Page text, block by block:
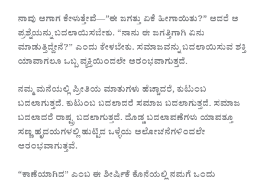
ನಾವು ಆಗಾಗ ಕೇಳುತ್ತೇವೆ—”ಈ ಜಗತ್ತು ಏಕೆ ಹೀಗಾಯಿತು?” ಆದರೆ ಆ
ಪ್ರಶ್ನೆಯನ್ನು ಬದಲಾಯಿಸಬೇಕು. “ನಾನು ಈ ಜಗತ್ತಿಗಾಗಿ ಏನು
ಮಾಡುತ್ತಿದ್ದೇನೆ?” ಎಂದು ಕೇಳಬೇಕು. ಸಮಾಜವನ್ನು ಬದಲಾಯಿಸುವ ಶಕ್ತಿ
ಯಾವಾಗಲೂ ಒಬ್ಬ ವ್ಯಕ್ತಿಯಿಂದಲೇ ಆರಂಭವಾಗುತ್ತದೆ.
ನಮ್ಮ ಮನೆಯಲ್ಲಿ ಪ್ರೀತಿಯ ಮಾತುಗಳು ಹೆಚ್ಚಾದರೆ, ಕುಟುಂಬ
ಬದಲಾಗುತ್ತದೆ. ಕುಟುಂಬ ಬದಲಾದರೆ ಸಮಾಜ ಬದಲಾಗುತ್ತದೆ. ಸಮಾಜ
ಬದಲಾದರೆ ರಾಷ್ಟ್ರ ಬದಲಾಗುತ್ತದೆ. ದೊಡ್ಡ ಬದಲಾವಣೆಗಳು ಯಾವತ್ತೂ
ಸಣ್ಣ ಹೃದಯಗಳಲ್ಲಿ ಹುಟ್ಟಿದ ಒಳ್ಳೆಯ ಆಲೋಚನೆಗಳಿಂದಲೇ
ಆರಂಭವಾಗುತ್ತವೆ.
“ಕಾಣೆಯಾಗಿದ” ಎಂಬ ಈ ಶೀರ್ಷಿಕೆ ಕೊನೆಯಲ್ಲಿ ನಮಗೆ ಒಂದು